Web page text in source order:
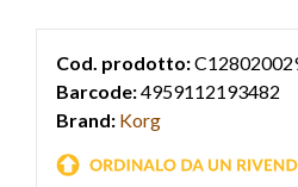
Cod. prodotto:
Barcode:4959112193482
Brand: Korg